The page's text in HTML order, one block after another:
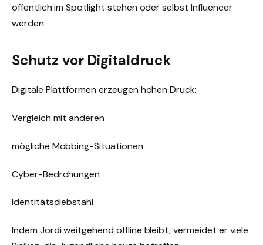
öffentlich im Spotlight stehen oder selbst Influencer
werden.
Schutz vor Digitaldruck
Digitale Plattformen erzeugen hohen Druck:
Vergleich mit anderen
mögliche Mobbing-Situationen
Cyber-Bedrohungen
Identitätsdiebstahl
Indem Jordi weitgehend offline bleibt, vermeidet er viele